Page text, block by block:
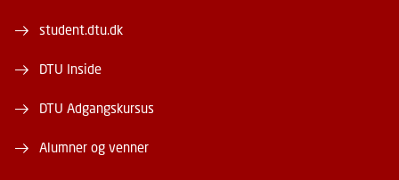
student.dtu.dk
DTU Inside
DTU Adgangskursus
Alumner og venner